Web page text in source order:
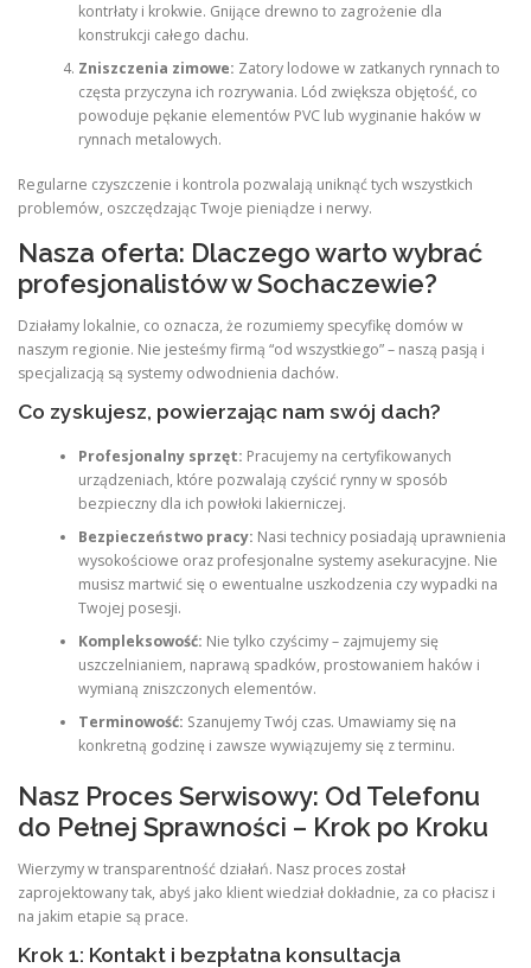
kontrłaty i krokwie. Gnijące drewno to zagrożenie dla
konstrukcji całego dachu.
Zniszczenia zimowe: Zatory lodowe w zatkanych rynnach to
częsta przyczyna ich rozrywania. Lód zwiększa objętość, co
powoduje pękanie elementów PVC lub wyginanie haków w
rynnach metalowych.
Regularne czyszczenie i kontrola pozwalają uniknąć tych wszystkich
problemów, oszczędzając Twoje pieniądze i nerwy.
Nasza oferta: Dlaczego warto wybrać
profesjonalistów w Sochaczewie?
Działamy lokalnie, co oznacza, że rozumiemy specyfikę domów w
naszym regionie. Nie jesteśmy firmą “od wszystkiego” – naszą pasją i
specjalizacją są systemy odwodnienia dachów.
Co zyskujesz, powierzając nam swój dach?
Profesjonalny sprzęt: Pracujemy na certyfikowanych
urządzeniach, które pozwalają czyścić rynny w sposób
bezpieczny dla ich powłoki lakierniczej.
Bezpieczeństwo pracy: Nasi technicy posiadają uprawnienia
wysokościowe oraz profesjonalne systemy asekuracyjne. Nie
musisz martwić się o ewentualne uszkodzenia czy wypadki na
Twojej posesji.
Kompleksowość: Nie tylko czyścimy – zajmujemy się
uszczelnianiem, naprawą spadków, prostowaniem haków i
wymianą zniszczonych elementów.
Terminowość: Szanujemy Twój czas. Umawiamy się na
konkretną godzinę i zawsze wywiązujemy się z terminu.
Nasz Proces Serwisowy: Od Telefonu
do Pełnej Sprawności – Krok po Kroku
Wierzymy w transparentność działań. Nasz proces został
zaprojektowany tak, abyś jako klient wiedział dokładnie, za co płacisz i
na jakim etapie są prace.
Krok 1: Kontakt i bezpłatna konsultacja